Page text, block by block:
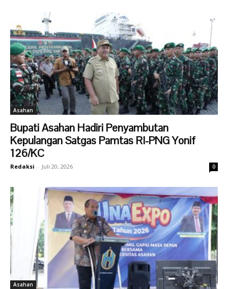
Asahan
Bupati Asahan Hadiri Penyambutan
Kepulangan Satgas Pamtas RI-PNG Yonif
126/KC
Redaksi - Juli 20, 2026 0
Asahan